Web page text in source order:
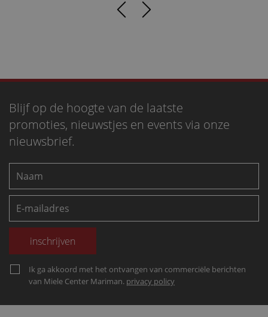
Blijf op de hoogte van de laatste
promoties, nieuwstjes en events via onze
nieuwsbrief.
Ik ga akkoord met het ontvangen van commerciële berichten
van Miele Center Mariman. privacy policy